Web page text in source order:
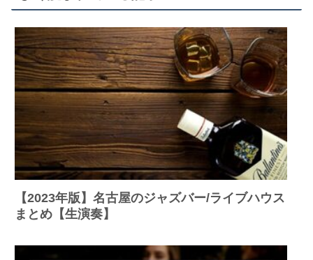
【2023年版】名古屋のジャズバー/ライブハウス
まとめ【生演奏】